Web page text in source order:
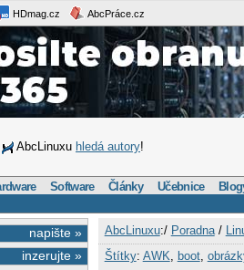
HDmag.cz AbcPráce.cz
AbcLinuxu hledá autory!
Software Články Učebnice
napište »
inzerujte »
AbcLinuxu:/ Poradna/
Štítky: AWK boot,